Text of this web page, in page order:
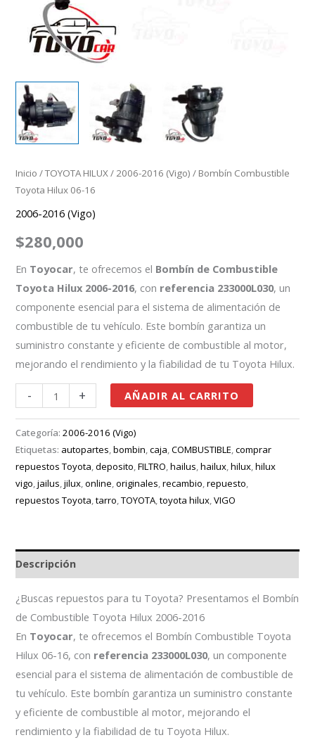
Inicio /TOYOTA HILUX/ 2006-2016 (Vigo) / Bombín Combustible
Toyota Hilux 06-16
2006-2016 (Vigo)
$280,000
En Toyocar, te ofrecemos el Bombín de Combustible
Toyota Hilux 2006-2016, con referencia 233000L030, un
componente esencial para el sistema de alimentación de
combustible de tu vehículo. Este bombín garantiza un
suministro constante y eficiente de combustible al motor,
mejorando el rendimiento y la fiabilidad de tu Toyota Hilux.
- + AÑADIR AL CARRITO
Categoría:2006-2016 (Vigo)
Etiquetas: autopartes ,bombin ,caja ,COMBUSTIBLE ,comprar
repuestos Toyota ,deposito ,FILTRO ,hailus ,hailux ,hilux ,hilux
vigo ,jailus ,jilux ,online ,originales ,recambio ,repuesto
repuestos Toyota ,tarro ,TOYOTA ,toyota hilux ,VIGO
Descripción
¿Buscas repuestos para tu Toyota? Presentamos el Bombín
de Combustible Toyota Hilux 2006-2016
En Toyocar, te ofrecemos el Bombín Combustible Toyota
Hilux 06-16, con referencia 233000L030, un componente
esencial para el sistema de alimentación de combustible de
tu vehículo. Este bombín garantiza un suministro constante
y eficiente de combustible al motor, mejorando el
rendimiento y la fiabilidad de tu Toyota Hilux.